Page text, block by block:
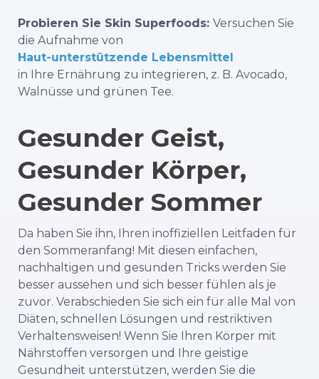
Probieren Sie Skin Superfoods: Versuchen Sie
die Aufnahme von
Haut-unterstützende Lebensmittel
in Ihre Ernährung zu integrieren, z. B. Avocado,
Walnüsse und grünen Tee.
Gesunder Geist,
Gesunder Körper,
Gesunder Sommer
Da haben Sie ihn, Ihren inoffiziellen Leitfaden für
den Sommeranfang! Mit diesen einfachen,
nachhaltigen und gesunden Tricks werden Sie
besser aussehen und sich besser fühlen als je
zuvor. Verabschieden Sie sich ein für alle Mal von
Diäten, schnellen Lösungen und restriktiven
Verhaltensweisen! Wenn Sie Ihren Körper mit
Nährstoffen versorgen und Ihre geistige
Gesundheit unterstützen, werden Sie die